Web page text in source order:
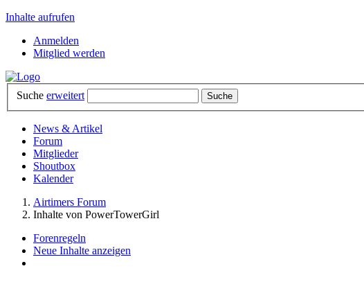
Inhalte aufrufen
Anmelden
Mitglied werden
Suche erweitert
News & Artikel
Forum
Mitglieder
Shoutbox
Kalender
Airtimers Forum
Inhalte von PowerTowerGirl
Forenregeln
Neue Inhalte anzeigen